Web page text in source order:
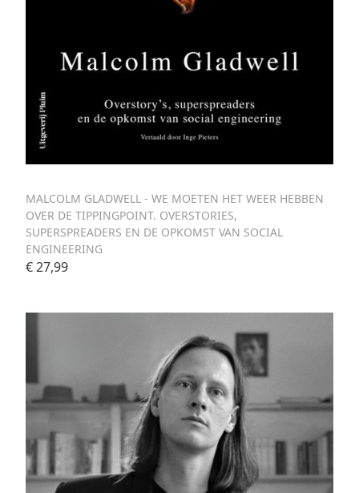
MALCOLM GLADWELL - WE MOETEN HET WEER HEBBEN
OVER DE TIPPINGPOINT. OVERSTORIES,
SUPERSPREADERS EN DE OPKOMST VAN SOCIAL
ENGINEERING
€ 27,99